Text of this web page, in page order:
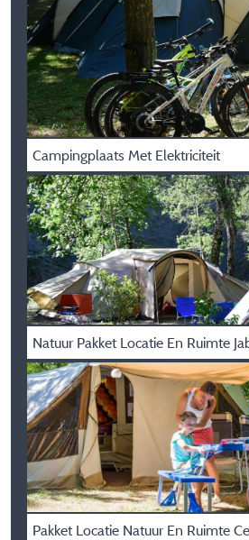
Campingplaats Met Elektriciteit